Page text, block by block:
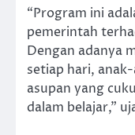
“Program ini
pemerintah
Dengan adanya
setiap hari,
asupan yang
dalam belajar,”